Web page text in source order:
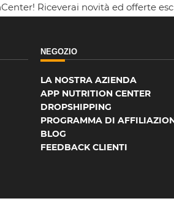
Riceverai novità ed offerte
NEGOZIO
LA NOSTRA AZIENDA
APP NUTRITION CENTER
DROPSHIPPING
PROGRAMMA DI
BLOG
FEEDBACK CLIENTI